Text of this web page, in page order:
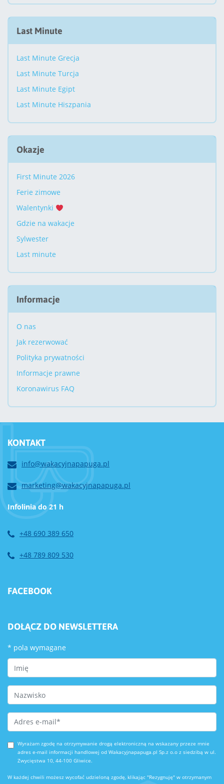
Last Minute
Last Minute Grecja
Last Minute Turcja
Last Minute Egipt
Last Minute Hiszpania
Okazje
First Minute 2026
Ferie zimowe
Walentynki
Gdzie na wakacje
Sylwester
Last minute
Informacje
O nas
Jak rezerwować
Polityka prywatności
Informacje prawne
Koronawirus FAQ
KONTAKT
info@wakacyjnapapuga.pl
marketing@wakacyjnapapuga.pl
Infolinia do 21 h
+48 690 389 650
+48 789 809 530
FACEBOOK
DOŁĄCZ DO NEWSLETTERA
* pola wymagane
First Name
Last Name
Email Address*
Wyrażam zgodę na otrzymywanie drogą elektroniczną na wskazany przeze mnie
adres e-mail informacji handlowej od Wakacyjnapapuga.pl Sp.z o.o z siedzibą w ul.
Zwycięstwa 10, 44-100 Gliwice.
W każdej chwili możesz wycofać udzieloną zgodę, klikając "Rezygnuję" w otrzymanym